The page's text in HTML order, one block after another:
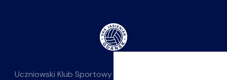
Uczniowski Klub Sportowy